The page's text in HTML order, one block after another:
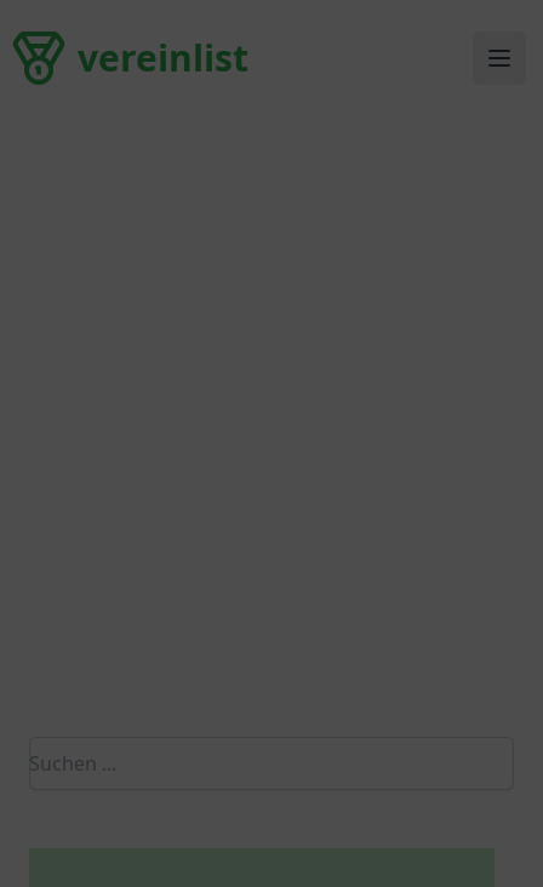
vereinlistvereinlist